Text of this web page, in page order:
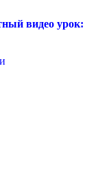
видео урок: